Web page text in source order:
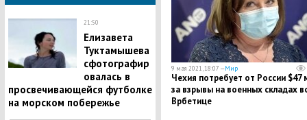
21:50
Елизавета
Туктамышева
сфотографир
овалась в
просвечивающейся футболке
на морском побережье
9 мая 2021, 18:07 —Мир
Чехия потребует от России $47
за взрывы на военных складах
Врбетице